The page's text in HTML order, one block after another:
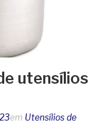
utensílios
em Utensílios de